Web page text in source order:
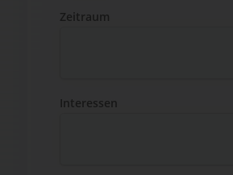
Zeitraum
Interessen